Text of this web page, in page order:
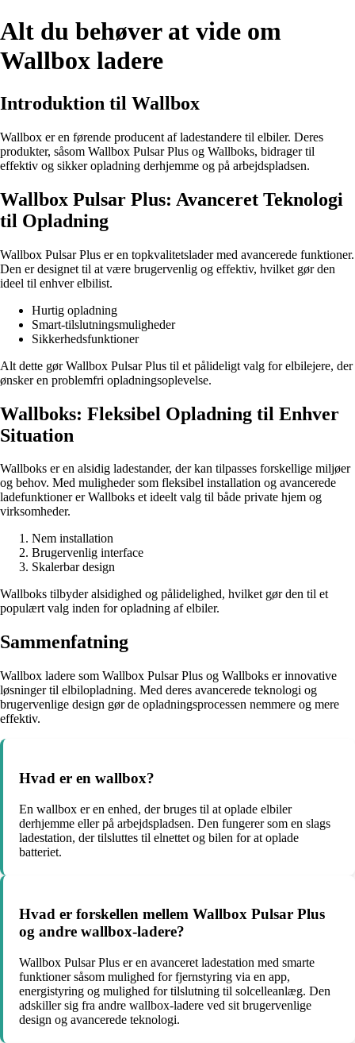
Alt du behøver at vide om
Wallbox ladere
Introduktion til Wallbox
Wallbox er en førende producent af ladestandere til elbiler. Deres
produkter, såsom Wallbox Pulsar Plus og Wallboks, bidrager til
effektiv og sikker opladning derhjemme og på arbejdspladsen.
Wallbox Pulsar Plus: Avanceret Teknologi
til Opladning
Wallbox Pulsar Plus er en topkvalitetslader med avancerede funktioner.
Den er designet til at være brugervenlig og effektiv, hvilket gør den
ideel til enhver elbilist.
Hurtig opladning
Smart-tilslutningsmuligheder
Sikkerhedsfunktioner
Alt dette gør Wallbox Pulsar Plus til et pålideligt valg for elbilejere, der
ønsker en problemfri opladningsoplevelse.
Wallboks: Fleksibel Opladning til Enhver
Situation
Wallboks er en alsidig ladestander, der kan tilpasses forskellige miljøer
og behov. Med muligheder som fleksibel installation og avancerede
ladefunktioner er Wallboks et ideelt valg til både private hjem og
virksomheder.
Nem installation
Brugervenlig interface
Skalerbar design
Wallboks tilbyder alsidighed og pålidelighed, hvilket gør den til et
populært valg inden for opladning af elbiler.
Sammenfatning
Wallbox ladere som Wallbox Pulsar Plus og Wallboks er innovative
løsninger til elbilopladning. Med deres avancerede teknologi og
brugervenlige design gør de opladningsprocessen nemmere og mere
effektiv.
Hvad er en wallbox?
En wallbox er en enhed, der bruges til at oplade elbiler
derhjemme eller på arbejdspladsen. Den fungerer som en slags
ladestation, der tilsluttes til elnettet og bilen for at oplade
batteriet.
Hvad er forskellen mellem Wallbox Pulsar Plus
og andre wallbox-ladere?
Wallbox Pulsar Plus er en avanceret ladestation med smarte
funktioner såsom mulighed for fjernstyring via en app,
energistyring og mulighed for tilslutning til solcelleanlæg. Den
adskiller sig fra andre wallbox-ladere ved sit brugervenlige
design og avancerede teknologi.